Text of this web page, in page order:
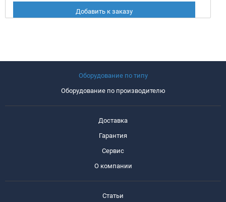
Добавить к заказу
Оборудование по типу
Оборудование по производителю
Доставка
Гарантия
Сервис
О компании
Статьи